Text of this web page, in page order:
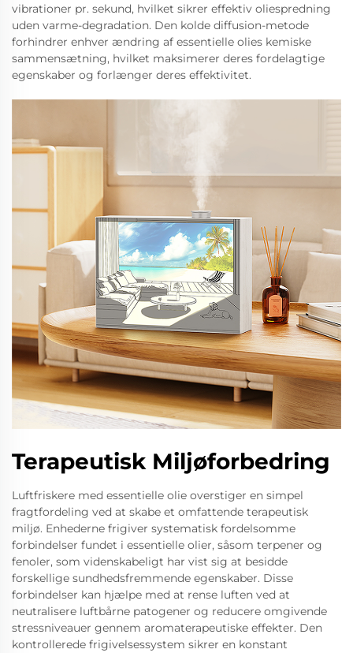
vibrationer pr. sekund, hvilket sikrer effektiv oliespredning
uden varme-degradation. Den kolde diffusion-metode
forhindrer enhver ændring af essentielle olies kemiske
sammensætning, hvilket maksimerer deres fordelagtige
egenskaber og forlænger deres effektivitet.
Terapeutisk Miljøforbedring
Luftfriskere med essentielle olie overstiger en simpel
fragtfordeling ved at skabe et omfattende terapeutisk
miljø. Enhederne frigiver systematisk fordelsomme
forbindelser fundet i essentielle olier, såsom terpener og
fenoler, som videnskabeligt har vist sig at besidde
forskellige sundhedsfremmende egenskaber. Disse
forbindelser kan hjælpe med at rense luften ved at
neutralisere luftbårne patogener og reducere omgivende
stressniveauer gennem aromaterapeutiske effekter. Den
kontrollerede frigivelsessystem sikrer en konstant